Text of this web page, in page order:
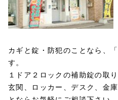
カギと錠・防犯のことなら、
す。
１ドア２ロックの補助錠の取
玄関、ロッカー、デスク、金